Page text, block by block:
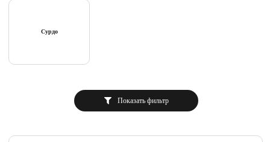
Сурдо
Показать фильтр